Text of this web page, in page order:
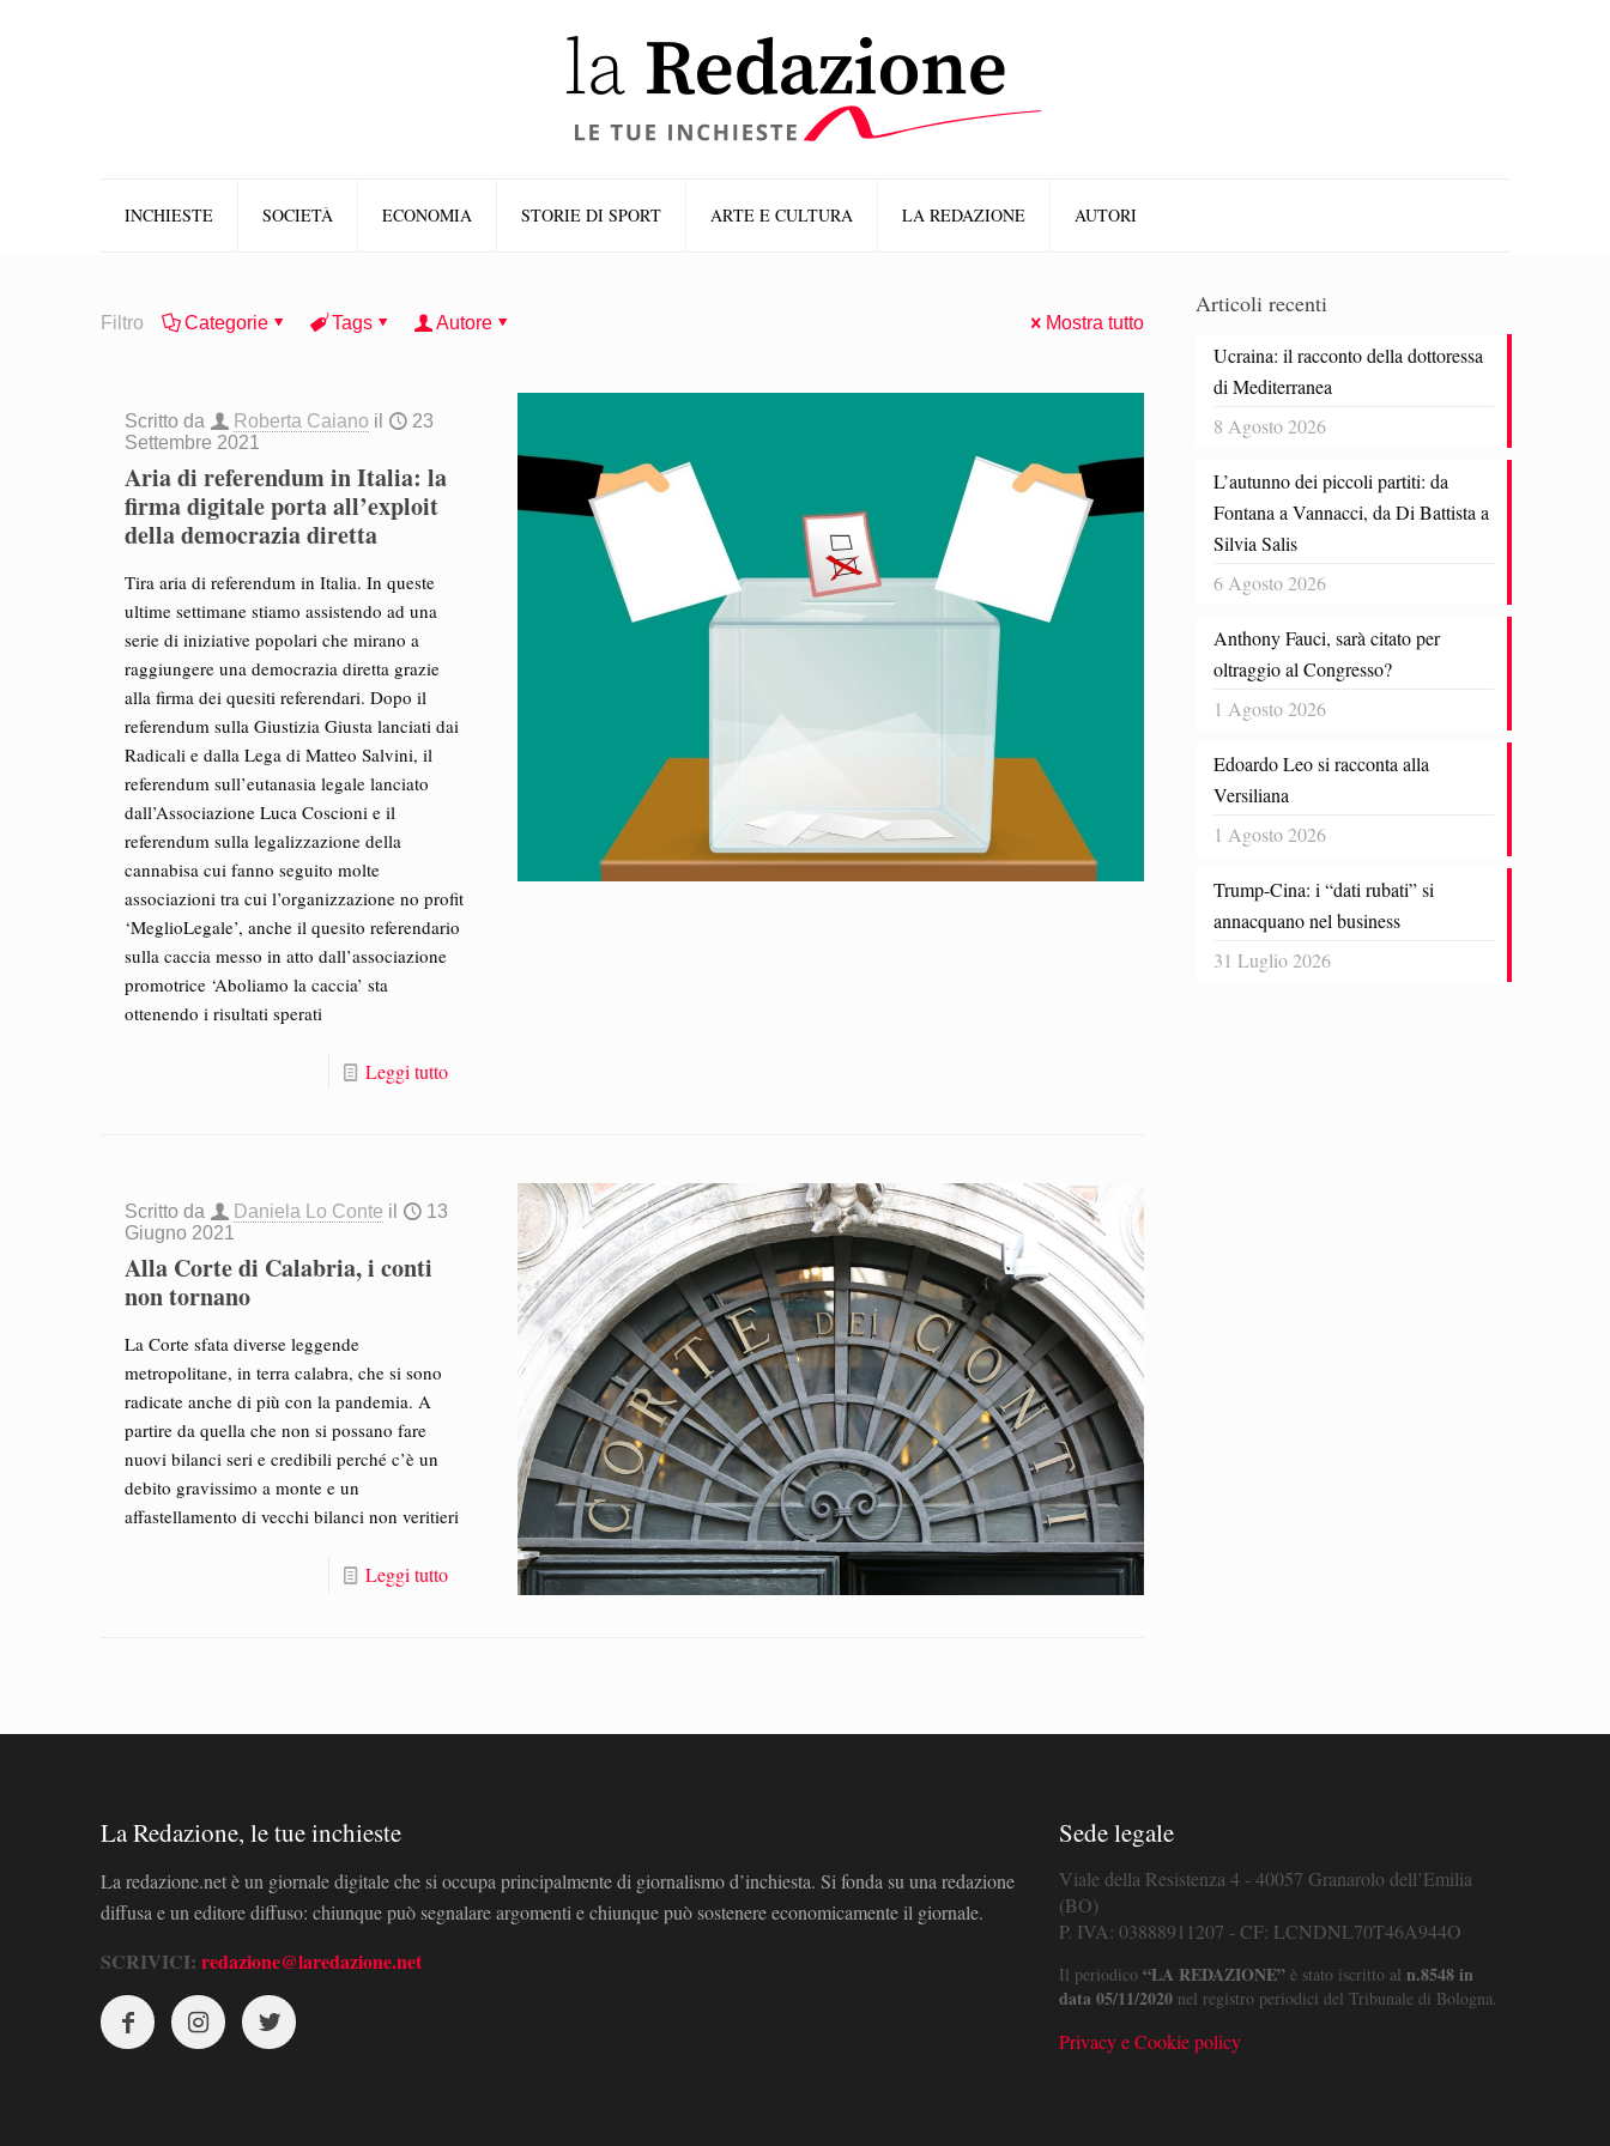
INCHIESTE SOCIETÀ ECONOMIA STORIE DI SPORT ARTE E CULTURA LA REDAZIONE AUTORI
Filtro Categorie Tags Autore Mostra tutto
Scritto da Roberta Caiano il
23
Settembre 2021
Aria di referendum in Italia: la
firma digitale porta all’exploit
della democrazia diretta
Tira aria di referendum in Italia. In queste
ultime settimane stiamo assistendo ad una
serie di iniziative popolari che mirano a
raggiungere una democrazia diretta grazie
alla firma dei quesiti referendari. Dopo il
referendum sulla Giustizia Giusta lanciati dai
Radicali e dalla Lega di Matteo Salvini, il
referendum sull’eutanasia legale lanciato
dall’Associazione Luca Coscioni e il
referendum sulla legalizzazione della
cannabisa cui fanno seguito molte
associazioni tra cui l’organizzazione no profit
‘MeglioLegale’, anche il quesito referendario
sulla caccia messo in atto dall’associazione
promotrice ‘Aboliamo la caccia’ sta
ottenendo i risultati sperati
Leggi tutto
Scritto da Daniela Lo Conte il
13
Giugno 2021
Alla Corte di Calabria, i conti
non tornano
La Corte sfata diverse leggende
metropolitane, in terra calabra, che si sono
radicate anche di più con la pandemia. A
partire da quella che non si possano fare
nuovi bilanci seri e credibili perché c’è un
debito gravissimo a monte e un
affastellamento di vecchi bilanci non veritieri
Leggi tutto
Articoli recenti
Ucraina: il racconto della dottoressa
di Mediterranea
8 Agosto 2026
L’autunno dei piccoli partiti: da
Fontana a Vannacci, da Di Battista a
Silvia Salis
6 Agosto 2026
Anthony Fauci, sarà citato per
oltraggio al Congresso?
1 Agosto 2026
Edoardo Leo si racconta alla
Versiliana
1 Agosto 2026
Trump-Cina: i “dati rubati” si
annacquano nel business
31 Luglio 2026
La Redazione, le tue inchieste
La redazione.net è un giornale digitale che si occupa principalmente di giornalismo d’inchiesta. Si fonda su una redazione
diffusa e un editore diffuso: chiunque può segnalare argomenti e chiunque può sostenere economicamente il giornale.
SCRIVICI: redazione@laredazione.net
Sede legale
Viale della Resistenza 4 - 40057 Granarolo dell’Emilia
(BO)
P. IVA: 03888911207 - CF: LCNDNL70T46A944O
Il periodico “LA REDAZIONE”è stato iscritto al n.8548 in
data 05/11/2020nel registro periodici del Tribunale di Bologna.
Privacy e Cookie policy